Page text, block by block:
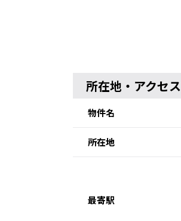
所在地・アクセス
物件名
所在地
最寄駅